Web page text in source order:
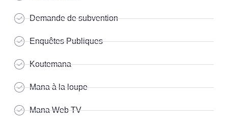
Demande de subvention
Enquêtes Publiques
Koutemana
Mana à la loupe
Mana Web TV